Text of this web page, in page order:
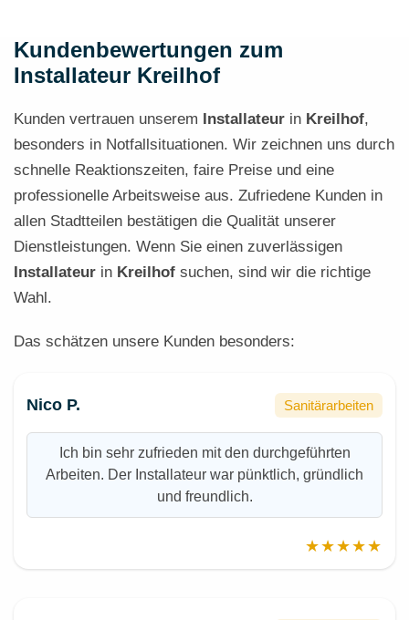
Kundenbewertungen zum
Installateur Kreilhof
Kunden vertrauen unserem Installateur in Kreilhof,
besonders in Notfallsituationen. Wir zeichnen uns durch
schnelle Reaktionszeiten, faire Preise und eine
professionelle Arbeitsweise aus. Zufriedene Kunden in
allen Stadtteilen bestätigen die Qualität unserer
Dienstleistungen. Wenn Sie einen zuverlässigen
Installateur in Kreilhof suchen, sind wir die richtige
Wahl.
Das schätzen unsere Kunden besonders:
Nico P. Sanitärarbeiten
Ich bin sehr zufrieden mit den durchgeführten
Arbeiten. Der Installateur war pünktlich, gründlich
und freundlich.
★★★★★